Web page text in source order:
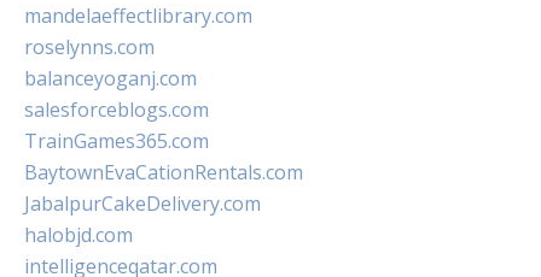
mandelaeffectlibrary.com
roselynns.com
balanceyoganj.com
salesforceblogs.com
TrainGames365.com
BaytownEvaCationRentals.com
JabalpurCakeDelivery.com
halobjd.com
intelligenceqatar.com